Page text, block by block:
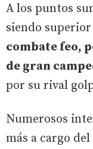
A los puntos
siendo
combate feo,
de gran
por su rival
Numerosos
más a cargo